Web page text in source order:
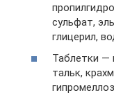
сульфат,
глицерил,
Таблетки —
тальк,